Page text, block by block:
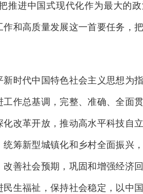
推进中国式现代化作为最大的
和高质量发展这一首要任务，
代中国特色社会主义思想为指
作总基调，完整、准确、全面
改革开放，推动高水平科技自
筹新型城镇化和乡村全面振兴
善社会预期，巩固和增强经济
生福祉，保持社会稳定，以中